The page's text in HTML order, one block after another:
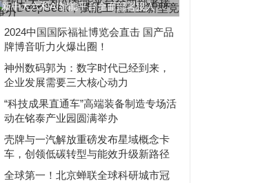
新中大六和AI智能平台全面部署接入
DeepSeek，赋能工程...
2024中国国际福祉博览会直击 国产品
牌博音听力火爆出圈！
神州数码郭为：数字时代已经到来，
企业发展需要三大核心动力
“科技成果直通车”高端装备制造专场活
动在铭泰产业园圆满举办
壳牌与一汽解放重磅发布星域概念卡
车，创领低碳转型与能效升级新路径
全球第一！北京蝉联全球科研城市冠